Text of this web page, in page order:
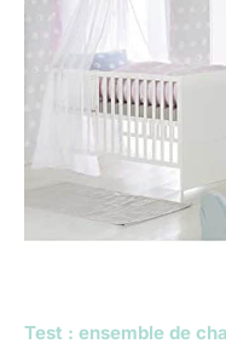
Test : ensemble de